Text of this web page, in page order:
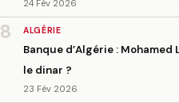
24 Fév 2026
8 ALGÉRIE
Banque d’Algérie :
le dinar ?
23 Fév 2026